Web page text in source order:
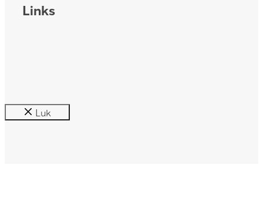
Links
Luk